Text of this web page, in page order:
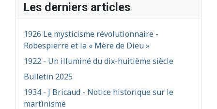
Les derniers articles
1926 Le mysticisme révolutionnaire -
Robespierre et la « Mère de Dieu »
1922 - Un illuminé du dix-huitième siècle
Bulletin 2025
1934 - J Bricaud - Notice historique sur le
martinisme